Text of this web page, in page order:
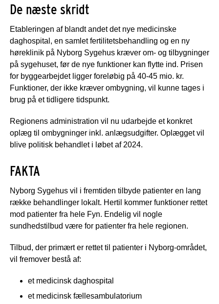
De næste skridt
Etableringen af blandt andet det nye medicinske
daghospital, en samlet fertilitetsbehandling og en ny
høreklinik på Nyborg Sygehus kræver om- og tilbygninger
på sygehuset, før de nye funktioner kan flytte ind. Prisen
for byggearbejdet ligger foreløbig på 40-45 mio. kr.
Funktioner, der ikke kræver ombygning, vil kunne tages i
brug på et tidligere tidspunkt.
Regionens administration vil nu udarbejde et konkret
oplæg til ombygninger inkl. anlægsudgifter. Oplægget vil
blive politisk behandlet i løbet af 2024.
FAKTA
Nyborg Sygehus vil i fremtiden tilbyde patienter en lang
række behandlinger lokalt. Hertil kommer funktioner rettet
mod patienter fra hele Fyn. Endelig vil nogle
sundhedstilbud være for patienter fra hele regionen.
Tilbud, der primært er rettet til patienter i Nyborg-området,
vil fremover bestå af:
et medicinsk daghospital
et medicinsk fællesambulatorium